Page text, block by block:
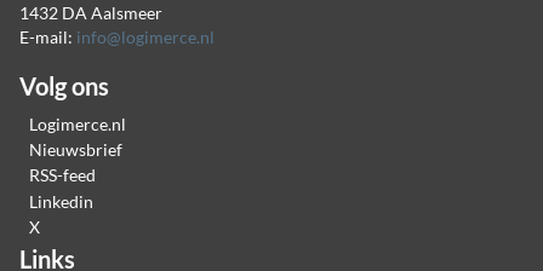
1432 DA Aalsmeer
E-mail: info@logimerce.nl
Volg ons
Logimerce.nl
Nieuwsbrief
RSS-feed
Linkedin
X
Links